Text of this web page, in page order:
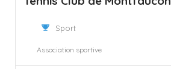
Sport
Association sportive